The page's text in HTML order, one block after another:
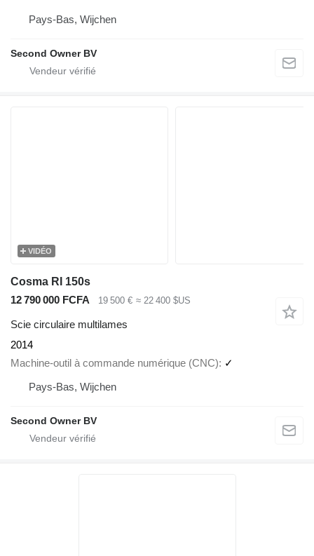
Pays-Bas, Wijchen
Second Owner BV
VIDÉO
Cosma RI 150s
12 790 000 FCFA
19 500 € ≈ 22 400 $US
Scie circulaire multilames
2014
Machine-outil à commande numérique (CNC)
✓
Pays-Bas, Wijchen
Second Owner BV